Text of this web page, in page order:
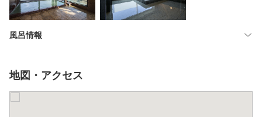
風呂情報
地図・アクセス